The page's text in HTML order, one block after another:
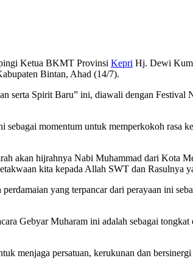
Ketua BKMT Provinsi Kepri Hj. Dewi
Bintan, Ahad (14/7).
serta Spirit Baru” ini, diawali dengan
momentum untuk memperkokoh
akan hijrahnya Nabi Muhammad dari Kota
kita kepada Allah SWT dan Rasulnya
yang terpancar dari perayaan ini
Gebyar Muharam ini adalah sebagai
menjaga persatuan, kerukunan dan